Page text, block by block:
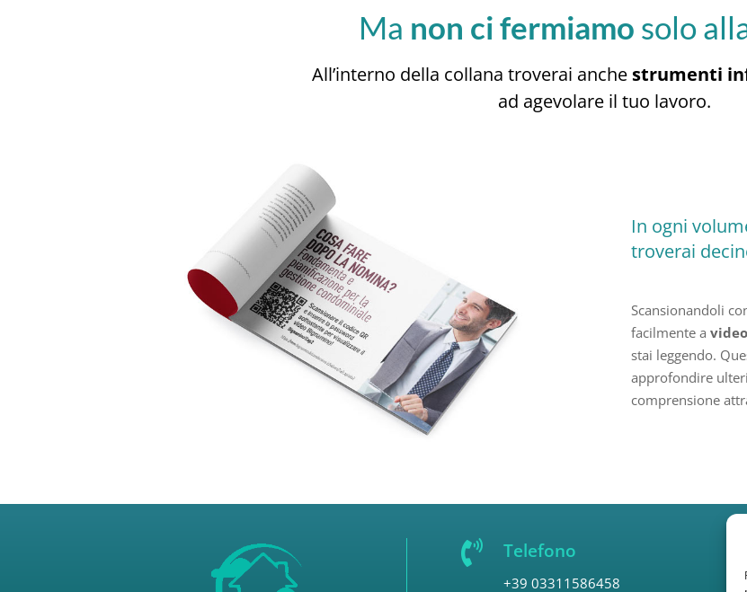
Ma non ci fermiamo solo
All’interno della collana troverai anche strumenti
ad agevolare il tuo lavoro.
In ogni
troverai
Scansionandoli
facilmente a
stai leggendo.
approfondire
comprensione
 Telefono
+39 03311586458